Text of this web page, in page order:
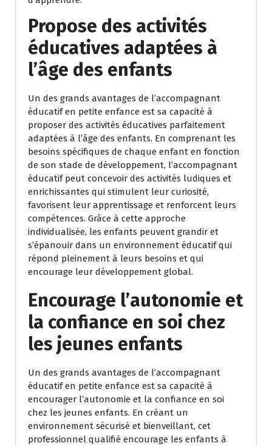
Propose des activités
éducatives adaptées à
l’âge des enfants
Un des grands avantages de l’accompagnant
éducatif en petite enfance est sa capacité à
proposer des activités éducatives parfaitement
adaptées à l’âge des enfants. En comprenant les
besoins spécifiques de chaque enfant en fonction
de son stade de développement, l’accompagnant
éducatif peut concevoir des activités ludiques et
enrichissantes qui stimulent leur curiosité,
favorisent leur apprentissage et renforcent leurs
compétences. Grâce à cette approche
individualisée, les enfants peuvent grandir et
s’épanouir dans un environnement éducatif qui
répond pleinement à leurs besoins et qui
encourage leur développement global.
Encourage l’autonomie et
la confiance en soi chez
les jeunes enfants
Un des grands avantages de l’accompagnant
éducatif en petite enfance est sa capacité à
encourager l’autonomie et la confiance en soi
chez les jeunes enfants. En créant un
environnement sécurisé et bienveillant, cet
professionnel qualifié encourage les enfants à